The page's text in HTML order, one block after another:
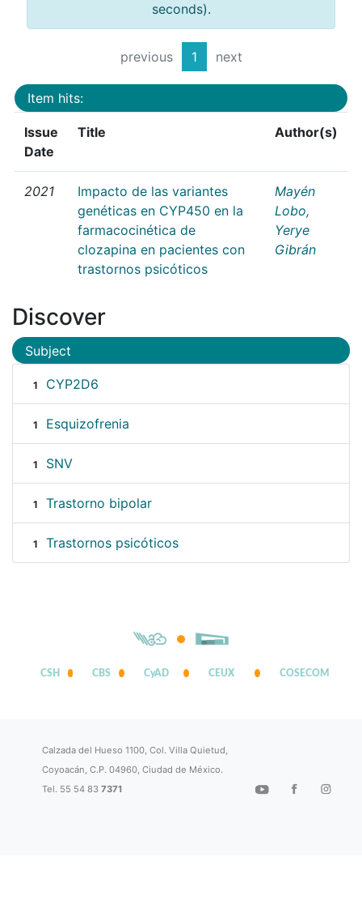
seconds).
previous 1 next
Item hits:
Issue
Date
Title Author(s)
2021
Impacto de las variantes
genéticas en CYP450 en la
farmacocinética de
clozapina en pacientes con
trastornos psicóticos
Mayén
Lobo,
Yerye
Gibrán
Discover
Subject
1 CYP2D6
1 Esquizofrenia
1 SNV
1 Trastorno bipolar
1 Trastornos psicóticos
CSH CBS CyAD CEUX COSECOM
Calzada del Hueso 1100, Col. Villa Quietud,
Coyoacán, C.P. 04960, Ciudad de México.
Tel. 55 54 837371